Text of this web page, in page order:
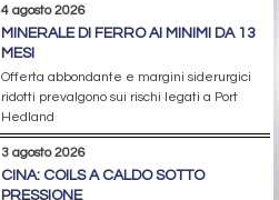
4 agosto 2026
MINERALE DI FERRO AI MINIMI DA 13
MESI
Offerta abbondante e margini siderurgici
ridotti prevalgono sui rischi legati a Port
Hedland
3 agosto 2026
CINA: COILS A CALDO SOTTO
PRESSIONE